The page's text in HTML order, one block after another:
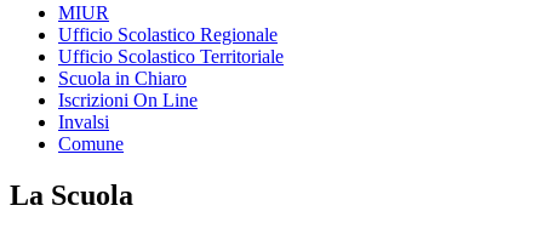
MIUR
Ufficio Scolastico Regionale
Ufficio Scolastico Territoriale
Scuola in Chiaro
Iscrizioni On Line
Invalsi
Comune
La Scuola